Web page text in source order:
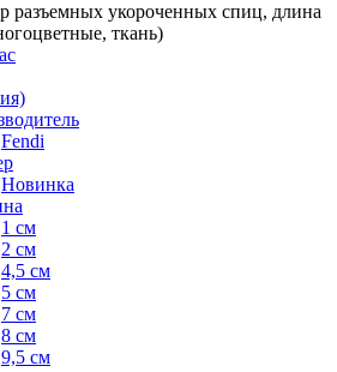
разъемных укороченных спиц, длина
ткань)
Fendi
Новинка
1 см
2 см
4,5 см
5 см
7 см
8 см
9,5 см